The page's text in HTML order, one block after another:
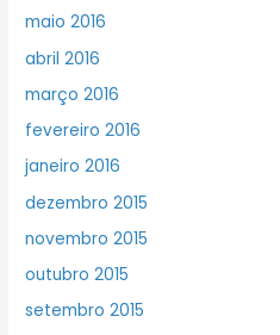
maio 2016
abril 2016
março 2016
fevereiro 2016
janeiro 2016
dezembro 2015
novembro 2015
outubro 2015
setembro 2015